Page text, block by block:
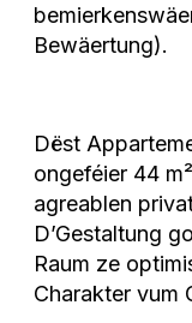
Bewäertung).
Dëst
ongeféier 44
agreablen
D’Gestaltung
Raum ze
Charakter vum